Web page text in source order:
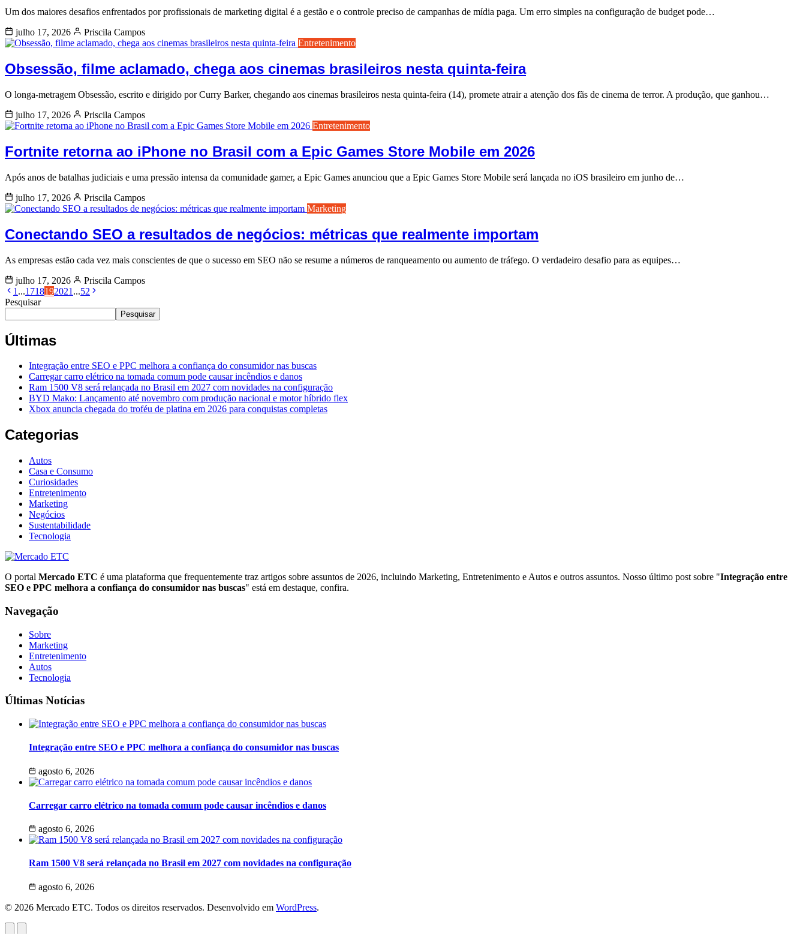
Um dos maiores desafios enfrentados por profissionais de marketing digital é a gestão e o controle preciso de campanhas de mídia paga. Um erro simples na configuração de budget pode…
julho 17, 2026
Priscila Campos
Entretenimento
Obsessão, filme aclamado, chega aos cinemas brasileiros nesta quinta-feira
O longa-metragem Obsessão, escrito e dirigido por Curry Barker, chegando aos cinemas brasileiros nesta quinta-feira (14), promete atrair a atenção dos fãs de cinema de terror. A produção, que ganhou…
julho 17, 2026
Priscila Campos
Entretenimento
Fortnite retorna ao iPhone no Brasil com a Epic Games Store Mobile em 2026
Após anos de batalhas judiciais e uma pressão intensa da comunidade gamer, a Epic Games anunciou que a Epic Games Store Mobile será lançada no iOS brasileiro em junho de…
julho 17, 2026
Priscila Campos
Marketing
Conectando SEO a resultados de negócios: métricas que realmente importam
As empresas estão cada vez mais conscientes de que o sucesso em SEO não se resume a números de ranqueamento ou aumento de tráfego. O verdadeiro desafio para as equipes…
julho 17, 2026
Priscila Campos
1 ...1718192021 ...52
Pesquisar
Pesquisar
Últimas
Integração entre SEO e PPC melhora a confiança do consumidor nas buscas
Carregar carro elétrico na tomada comum pode causar incêndios e danos
Ram 1500 V8 será relançada no Brasil em 2027 com novidades na configuração
BYD Mako: Lançamento até novembro com produção nacional e motor híbrido flex
Xbox anuncia chegada do troféu de platina em 2026 para conquistas completas
Categorias
Autos
Casa e Consumo
Curiosidades
Entretenimento
Marketing
Negócios
Sustentabilidade
Tecnologia
O portal Mercado ETC é uma plataforma que frequentemente traz artigos sobre assuntos de 2026, incluindo Marketing, Entretenimento e Autos e outros assuntos. Nosso último post sobre "Integração entre
SEO e PPC melhora a confiança do consumidor nas buscas" está em destaque, confira.
Navegação
Sobre
Marketing
Entretenimento
Autos
Tecnologia
Últimas Notícias
Integração entre SEO e PPC melhora a confiança do consumidor nas buscas
agosto 6, 2026
Carregar carro elétrico na tomada comum pode causar incêndios e danos
agosto 6, 2026
Ram 1500 V8 será relançada no Brasil em 2027 com novidades na configuração
agosto 6, 2026
© 2026 Mercado ETC. Todos os direitos reservados. Desenvolvido em WordPress.